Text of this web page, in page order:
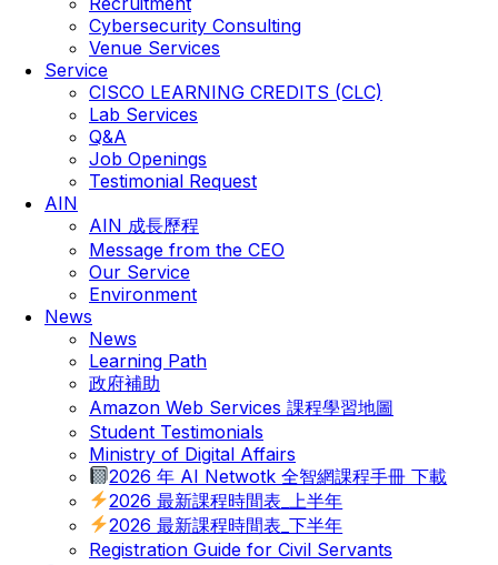
Cybersecurity Consulting
Venue Services
Service
CISCO LEARNING CREDITS (CLC)
Lab Services
Q&A
Job Openings
Testimonial Request
AIN
AIN 成長歷程
Message from the CEO
Our Service
Environment
News
News
Learning Path
政府補助
Amazon Web Services 課程學習地圖
Student Testimonials
Ministry of Digital Affairs
2026 年 AI Netwotk 全智網課程手冊 下載
2026 最新課程時間表_上半年
2026 最新課程時間表_下半年
Registration Guide for Civil Servants